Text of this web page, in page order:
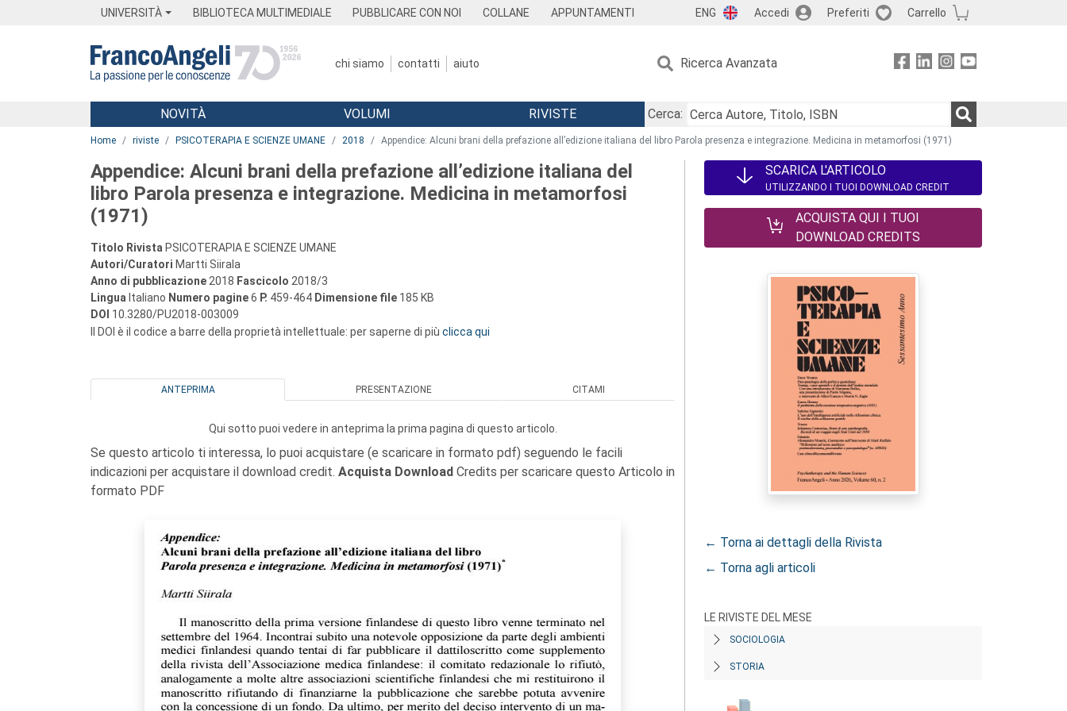
UNIVERSITÀ BIBLIOTECA MULTIMEDIALE PUBBLICARE CON NOI COLLANE APPUNTAMENTI ENG Accedi Preferiti Carrello
chi siamo contatti aiuto Ricerca Avanzata
Menu
NOVITÀ VOLUMI RIVISTE
Cerca:
Home riviste PSICOTERAPIA E SCIENZE UMANE 2018 Appendice: Alcuni brani della prefazione all’edizione italiana del libro Parola presenza e integrazione. Medicina in metamorfosi (1971)
Appendice: Alcuni brani della prefazione all’edizione italiana del
libro Parola presenza e integrazione. Medicina in metamorfosi
(1971)
Titolo Rivista PSICOTERAPIA E SCIENZE UMANE
Autori/Curatori Martti Siirala
Anno di pubblicazione 2018 Fascicolo 2018/3
Lingua Italiano Numero pagine6 P. 459-464 Dimensione file 185 KB
DOI 10.3280/PU2018-003009
Il DOI è il codice a barre della proprietà intellettuale: per saperne di più clicca qui
ANTEPRIMA PRESENTAZIONE CITAMI
Qui sotto puoi vedere in anteprima la prima pagina di questo articolo.
Se questo articolo ti interessa, lo puoi acquistare (e scaricare in formato pdf) seguendo le facili
indicazioni per acquistare il download credit. Acquista Download Credits per scaricare questo Articolo in
formato PDF
SCARICA L'ARTICOLO
UTILIZZANDO I TUOI DOWNLOAD CREDIT
ACQUISTA QUI I TUOI
DOWNLOAD CREDITS
← Torna ai dettagli della Rivista
← Torna agli articoli
LE RIVISTE DEL MESE
SOCIOLOGIA
STORIA